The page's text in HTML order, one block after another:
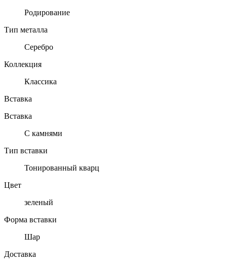
Родирование
Тип металла
Серебро
Коллекция
Классика
Вставка
Вставка
С камнями
Тип вставки
Тонированный кварц
Цвет
зеленый
Форма вставки
Шар
Доставка